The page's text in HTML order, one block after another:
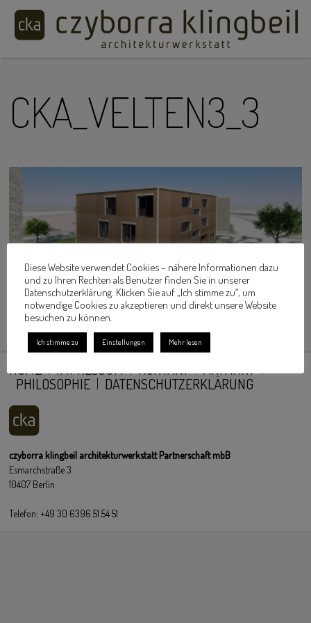
CKA_VELTEN3_3
HOME IMPRESSUM KONTAKT
ANFAHRT
PHILOSOPHIE
DATENSCHUTZERKLÄRUNG
czyborra klingbeil architekturwerkstatt Partnerschaft mbB
Esmarchstraße 3
10407 Berlin
Telefon: +49 30 6396 51 54 51
Diese Website verwendet Cookies – nähere Informationen dazu
und zu Ihren Rechten als Benutzer finden Sie in unserer
Datenschutzerklärung. Klicken Sie auf „Ich stimme zu“, um
notwendige Cookies zu akzeptieren und direkt unsere Website
besuchen zu können.
Ich stimme zu Einstellungen Mehr lesen